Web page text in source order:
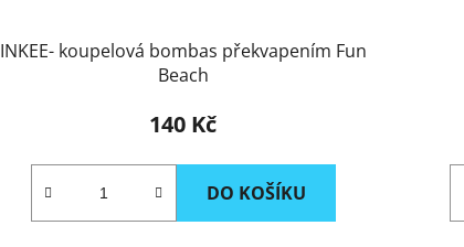
INKEE- koupelová bombas překvapením Fun
Beach
140 Kč
DO KOŠÍKU